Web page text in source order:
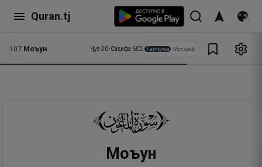
Quran.tj
107 Моъун Ҷуз 30•Саҳифа 602 Тарҷума Мусҳаф
Моъун